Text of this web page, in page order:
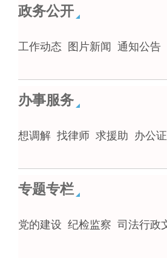
政务公开
工作动态 图片新闻 通知公告
办事服务
想调解 找律师 求援助 办公证
专题专栏
党的建设 纪检监察 司法行政